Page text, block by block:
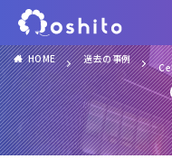
HOME 過去の事例